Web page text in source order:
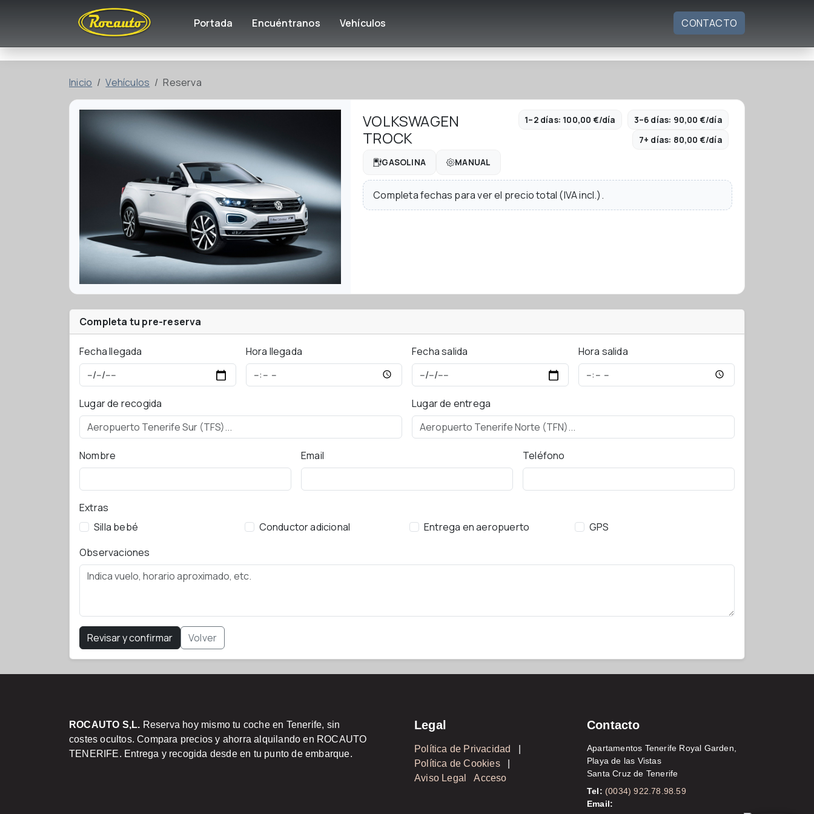
Portada Encuéntranos Vehículos CONTACTO
Inicio Vehículos Reserva
VOLKSWAGEN
TROCK
1–2 días: 100,00 €/día
3–6 días: 90,00 €/día
7+ días: 80,00 €/día
GASOLINA MANUAL
Completa fechas para ver el precio total (IVA incl.).
Completa tu pre-reserva
Fecha llegada Hora llegada Fecha salida Hora salida
Lugar de recogida Lugar de entrega
Nombre Email Teléfono
Extras
Silla bebé
Conductor adicional Entrega en aeropuerto
GPS
Observaciones
Revisar y confirmar Volver
ROCAUTO S,L. Reserva hoy mismo tu coche en Tenerife, sin
costes ocultos. Compara precios y ahorra alquilando en ROCAUTO
TENERIFE. Entrega y recogida desde en tu punto de embarque.
Legal
Política de Privacidad
Política de Cookies
Aviso Legal
Acceso
Contacto
Apartamentos Tenerife Royal Garden,
Playa de las Vistas
Santa Cruz de Tenerife
Tel: (0034) 922.78.98.59
Email: